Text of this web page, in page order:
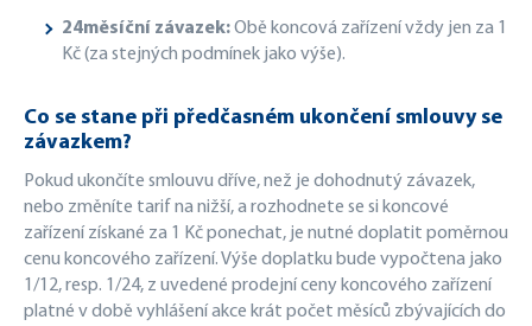
24měsíční závazek:Obě koncová zařízení vždy jen za 1
Kč (za stejných podmínek jako výše).
Co se stane při předčasném ukončení smlouvy se
závazkem?
Pokud ukončíte smlouvu dříve, než je dohodnutý závazek,
nebo změníte tarif na nižší, a rozhodnete se si koncové
zařízení získané za 1 Kč ponechat, je nutné doplatit poměrnou
cenu koncového zařízení. Výše doplatku bude vypočtena jako
1/12, resp. 1/24, z uvedené prodejní ceny koncového zařízení
platné v době vyhlášení akce krát počet měsíců zbývajících do